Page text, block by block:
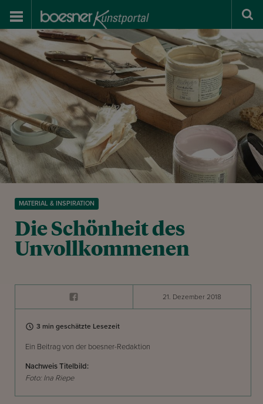
MATERIAL & INSPIRATION
Die Schönheit des
Unvollkommenen
21. Dezember 2018
3 min geschätzte Lesezeit
Ein Beitrag von der boesner-Redaktion
Nachweis Titelbild:
Foto: Ina Riepe